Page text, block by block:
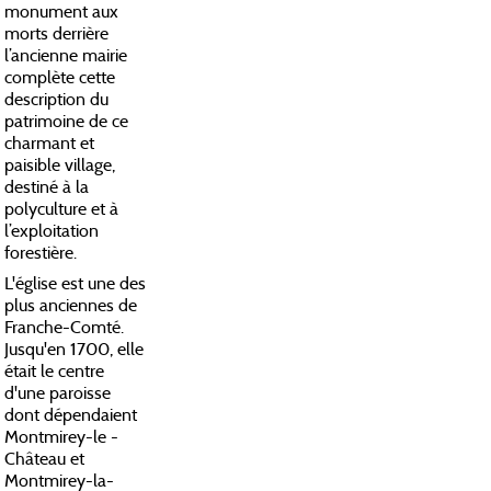
monument aux
morts derrière
l’ancienne mairie
complète cette
description du
patrimoine de ce
charmant et
paisible village,
destiné à la
polyculture et à
l’exploitation
forestière.
L'église est une des
plus anciennes de
Franche-Comté.
Jusqu'en 1700, elle
était le centre
d'une paroisse
dont dépendaient
Montmirey-le -
Château et
Montmirey-la-